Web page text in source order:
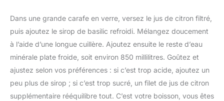
Dans une grande carafe en verre, versez le jus de citron filtré,
puis ajoutez le sirop de basilic refroidi. Mélangez doucement
à l’aide d’une longue cuillère. Ajoutez ensuite le reste d’eau
minérale plate froide, soit environ 850 millilitres. Goûtez et
ajustez selon vos préférences : si c’est trop acide, ajoutez un
peu plus de sirop ; si c’est trop sucré, un filet de jus de citron
supplémentaire rééquilibre tout. C’est votre boisson, vous êtes